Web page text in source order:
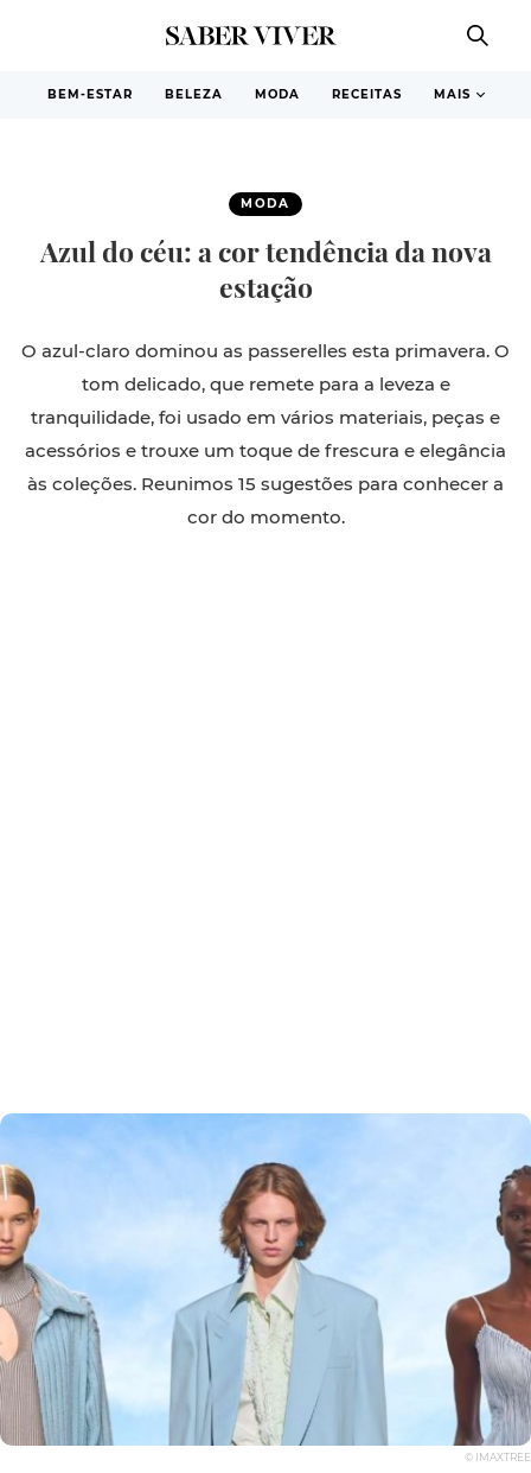
BEM-ESTAR BELEZA MODA RECEITAS MAIS
MODA
Azul do céu: a cor tendência da nova
estação
O azul-claro dominou as passerelles esta primavera. O
tom delicado, que remete para a leveza e
tranquilidade, foi usado em vários materiais, peças e
acessórios e trouxe um toque de frescura e elegância
às coleções. Reunimos 15 sugestões para conhecer a
cor do momento.
© IMAXTREE